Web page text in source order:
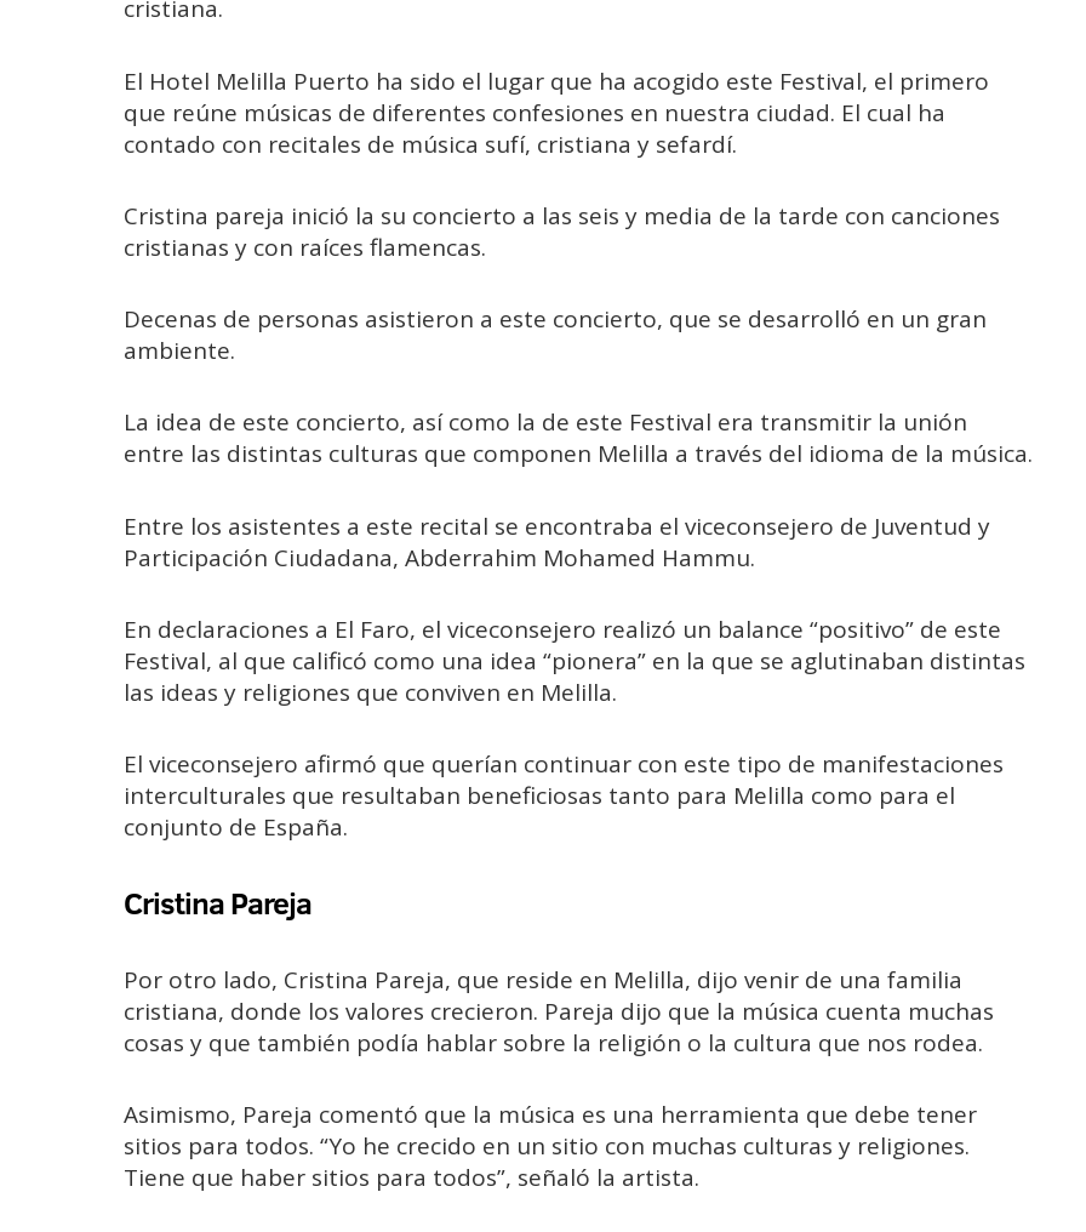
cristiana.
El Hotel Melilla Puerto ha sido el lugar que ha acogido este Festival, el primero
que reúne músicas de diferentes confesiones en nuestra ciudad. El cual ha
contado con recitales de música sufí, cristiana y sefardí.
Cristina pareja inició la su concierto a las seis y media de la tarde con canciones
cristianas y con raíces flamencas.
Decenas de personas asistieron a este concierto, que se desarrolló en un gran
ambiente.
La idea de este concierto, así como la de este Festival era transmitir la unión
entre las distintas culturas que componen Melilla a través del idioma de la música.
Entre los asistentes a este recital se encontraba el viceconsejero de Juventud y
Participación Ciudadana, Abderrahim Mohamed Hammu.
En declaraciones a El Faro, el viceconsejero realizó un balance “positivo” de este
Festival, al que calificó como una idea “pionera” en la que se aglutinaban distintas
las ideas y religiones que conviven en Melilla.
El viceconsejero afirmó que querían continuar con este tipo de manifestaciones
interculturales que resultaban beneficiosas tanto para Melilla como para el
conjunto de España.
Cristina Pareja
Por otro lado, Cristina Pareja, que reside en Melilla, dijo venir de una familia
cristiana, donde los valores crecieron. Pareja dijo que la música cuenta muchas
cosas y que también podía hablar sobre la religión o la cultura que nos rodea.
Asimismo, Pareja comentó que la música es una herramienta que debe tener
sitios para todos. “Yo he crecido en un sitio con muchas culturas y religiones.
Tiene que haber sitios para todos”, señaló la artista.